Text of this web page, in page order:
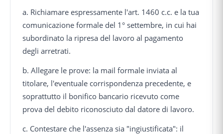
a. Richiamare espressamente l'art. 1460 c.c. e la tua
comunicazione formale del 1° settembre, in cui hai
subordinato la ripresa del lavoro al pagamento
degli arretrati.
b. Allegare le prove: la mail formale inviata al
titolare, l'eventuale corrispondenza precedente, e
soprattutto il bonifico bancario ricevuto come
prova del debito riconosciuto dal datore di lavoro.
c. Contestare che l'assenza sia "ingiustificata": il